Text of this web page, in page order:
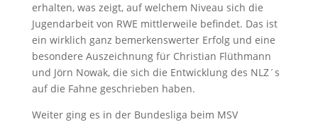
erhalten, was zeigt, auf welchem Niveau sich die
Jugendarbeit von RWE mittlerweile befindet. Das ist
ein wirklich ganz bemerkenswerter Erfolg und eine
besondere Auszeichnung für Christian Flüthmann
und Jörn Nowak, die sich die Entwicklung des NLZ´s
auf die Fahne geschrieben haben.
Weiter ging es in der Bundesliga beim MSV